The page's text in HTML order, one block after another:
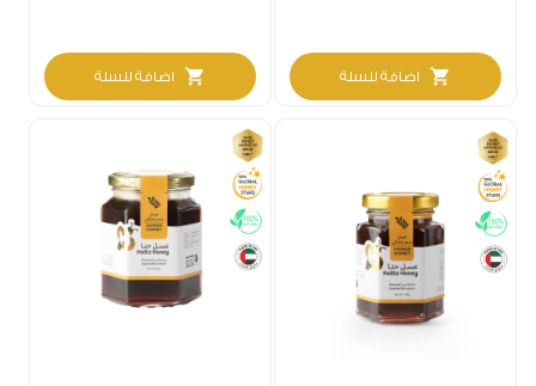
shopping_cart اضافة للسلة shopping_cart اضافة للسلة